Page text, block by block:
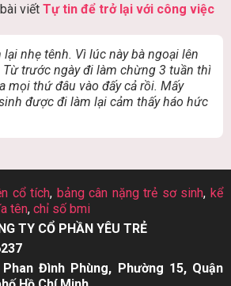
viết Tự tin để trở lại với công việc
nhẹ tênh. Vì lúc này bà ngoại lên
Từ trước ngày đi làm chừng 3 tuần thì
mọi thứ đâu vào đấy cả rồi. Mấy
được đi làm lại cảm thấy háo hức
cổ tích, bảng cân nặng trẻ sơ sinh,kể
tên, chỉ số bmi
TY CỔ PHẦN YÊU TRẺ
Đình Phùng, Phường 15, Quận